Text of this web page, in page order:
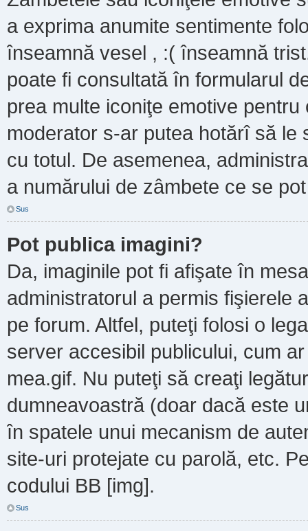
a exprima anumite sentimente
înseamnă vesel , :( înseamnă
poate fi consultată în formularul
prea multe iconiţe emotive
moderator s-ar putea hotărî să
cu totul. De asemenea,
a numărului de zâmbete ce se
Sus
Pot publica imagini?
Da, imaginile pot fi afişate în
administratorul a permis fişierele
pe forum. Altfel, puteţi folosi o
server accesibil publicului, cum
mea.gif. Nu puteţi să creaţi
dumneavoastră (doar dacă este
în spatele unui mecanism de
site-uri protejate cu parolă, etc.
codului BB [img].
Sus